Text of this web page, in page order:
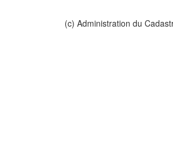
(c) Administration du